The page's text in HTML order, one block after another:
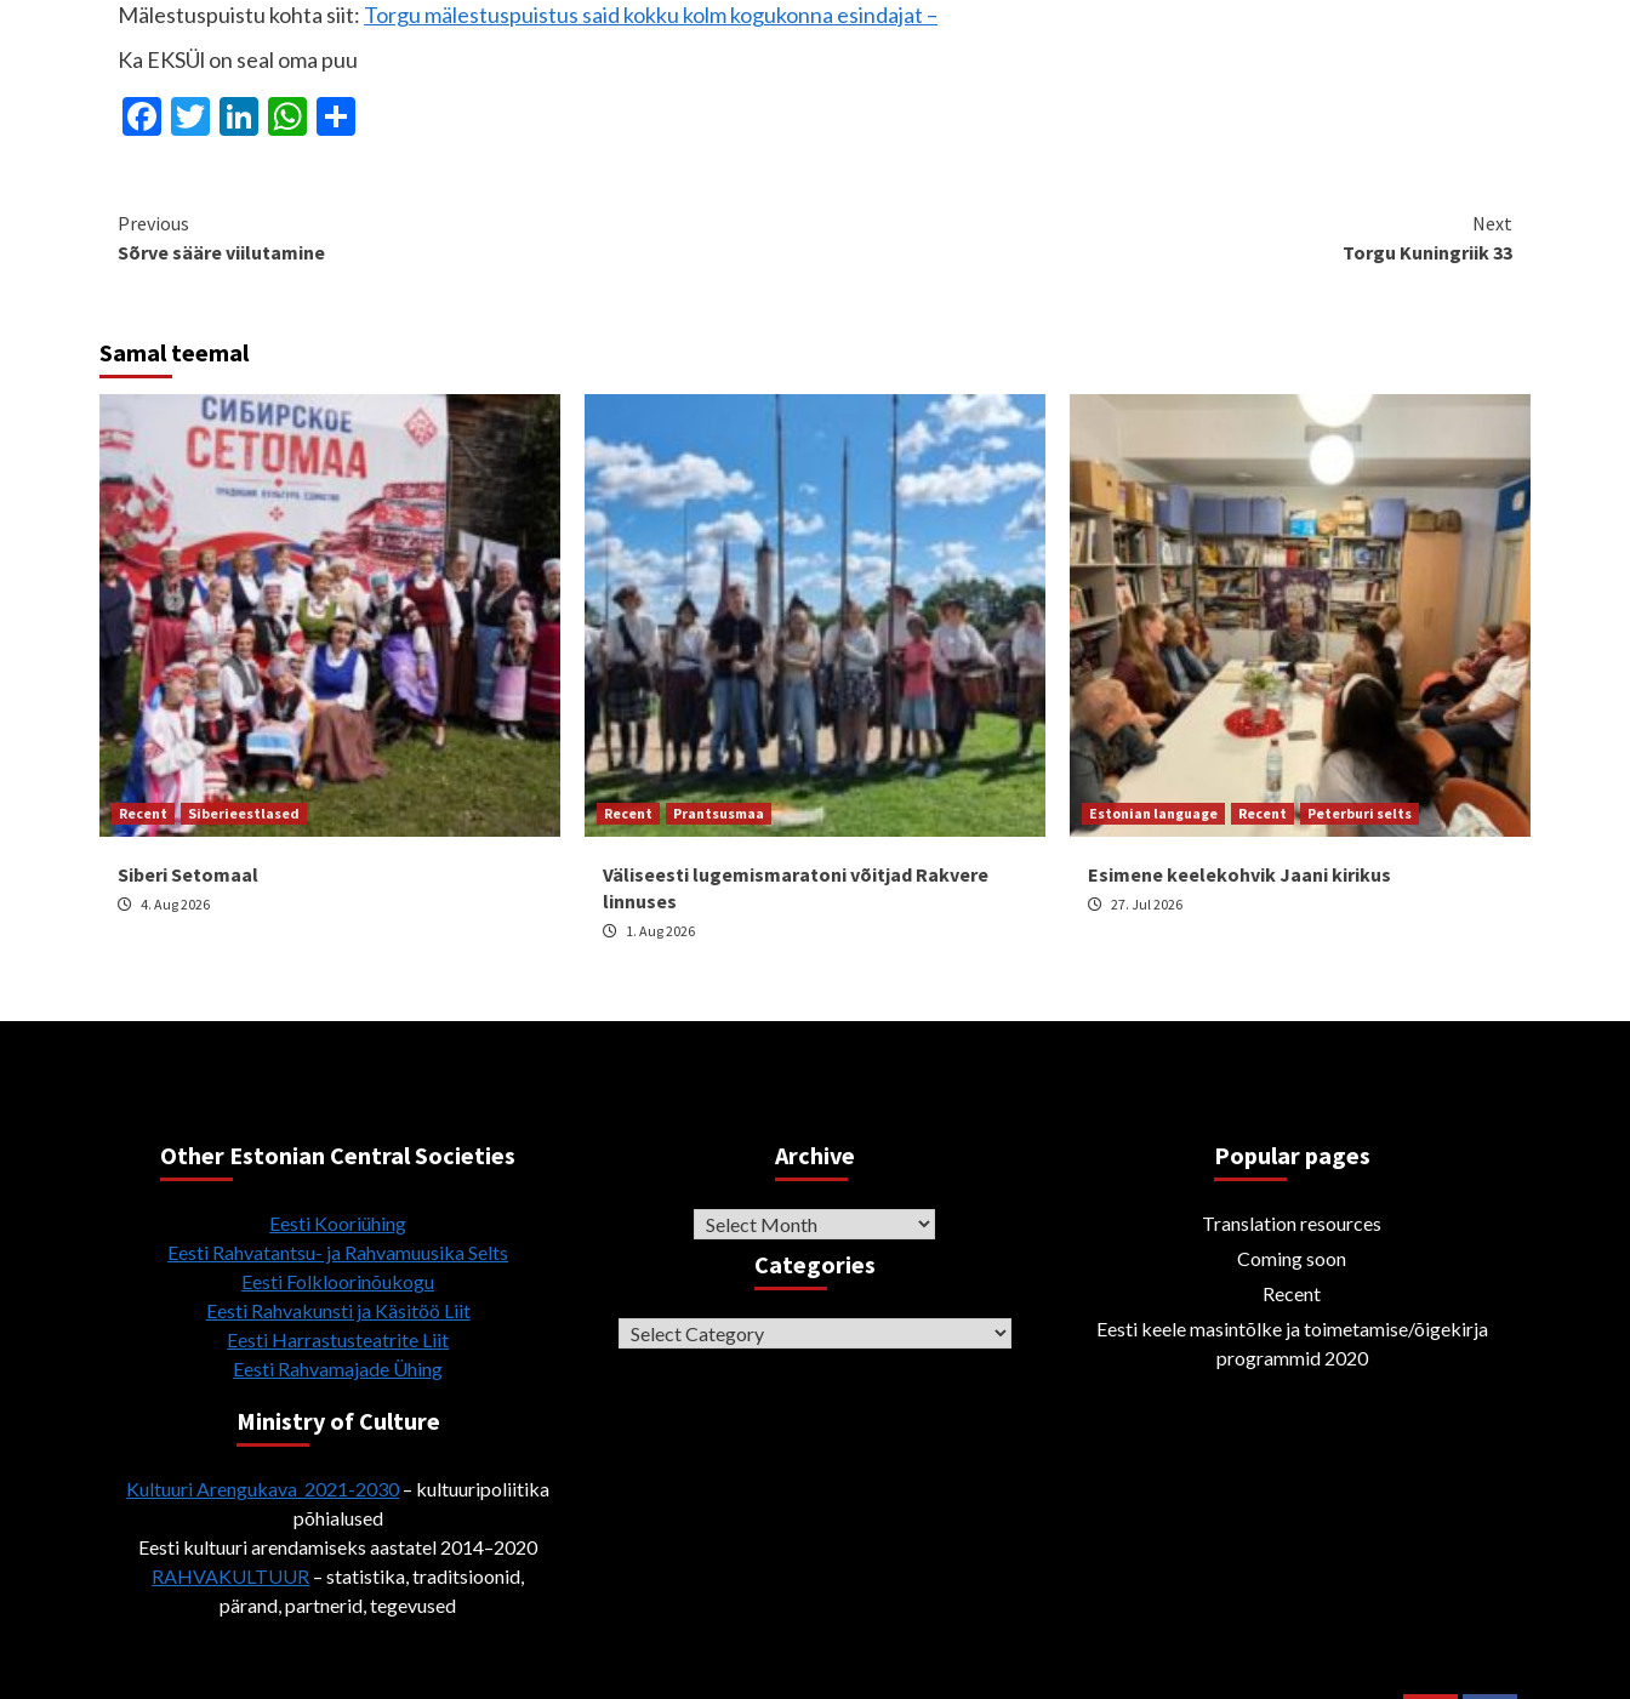
Mälestuspuistu kohta siit: Torgu mälestuspuistus said kokku kolm kogukonna esindajat –
Ka EKSÜl on seal oma puu
Facebook
Twitter
LinkedIn
WhatsApp
Continue
Reading
Previous
Sõrve sääre viilutamine
Next
Torgu Kuningriik 33
Samal teemal
Recent Siberieestlased
Siberi Setomaal
4. Aug 2026
Recent Prantsusmaa
Väliseesti lugemismaratoni võitjad Rakvere
linnuses
1. Aug 2026
Estonian language Recent Peterburi selts
Esimene keelekohvik Jaani kirikus
27. Jul 2026
Other Estonian Central Societies
Eesti Kooriühing
Eesti Rahvatantsu- ja Rahvamuusika Selts
Eesti Folkloorinõukogu
Eesti Rahvakunsti ja Käsitöö Liit
Eesti Harrastusteatrite Liit
Eesti Rahvamajade Ühing
Ministry of Culture
Kultuuri Arengukava 2021-2030– kultuuripoliitika
põhialused
Eesti kultuuri arendamiseks aastatel 2014–2020
RAHVAKULTUUR – statistika, traditsioonid,
pärand, partnerid, tegevused
Archive
Archive
Categories
Categories
Popular pages
Translation resources
Coming soon
Recent
Eesti keele masintõlke ja toimetamise/õigekirja
programmid 2020